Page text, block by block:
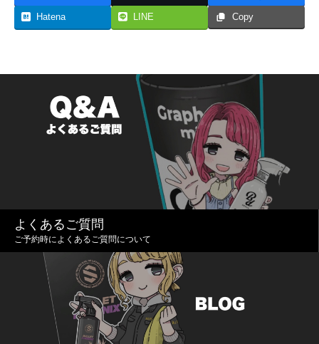
Hatena LINE Copy
よくあるご質問
ご予約時によくあるご質問について